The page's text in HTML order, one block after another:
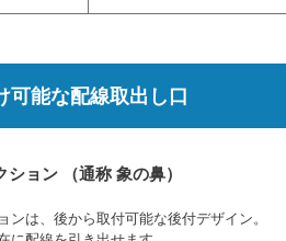
可能な配線取出し口
ョン （通称 象の鼻）
は、後から取付可能な後付デザイン。